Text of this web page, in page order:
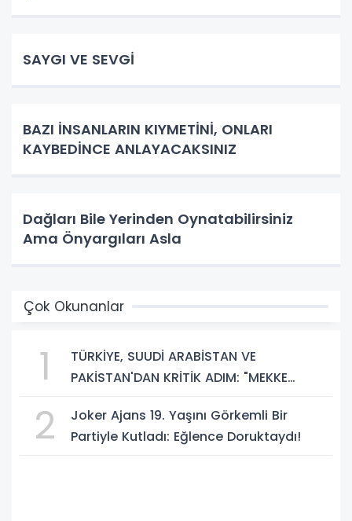
SAYGI VE SEVGİ
BAZI İNSANLARIN KIYMETİNİ, ONLARI
KAYBEDİNCE ANLAYACAKSINIZ
Dağları Bile Yerinden Oynatabilirsiniz
Ama Önyargıları Asla
Çok Okunanlar
1
TÜRKİYE, SUUDİ ARABİSTAN VE
PAKİSTAN'DAN KRİTİK ADIM: "MEKKE
2
Joker Ajans 19. Yaşını Görkemli Bir
Partiyle Kutladı: Eğlence Doruktaydı!